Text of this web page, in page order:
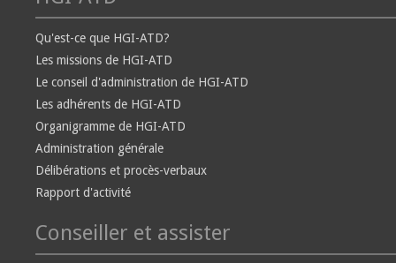
Qu'est-ce que HGI-ATD?
Les missions de HGI-ATD
Le conseil d'administration de HGI-ATD
Les adhérents de HGI-ATD
Organigramme de HGI-ATD
Administration générale
Délibérations et procès-verbaux
Rapport d'activité
Conseiller et assister